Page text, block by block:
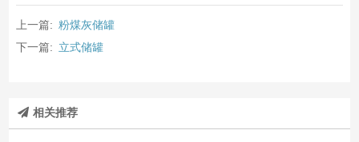
上一篇: 粉煤灰储罐
下一篇: 立式储罐
相关推荐